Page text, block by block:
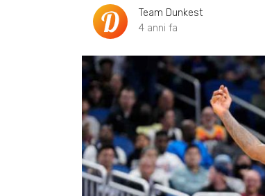
Team Dunkest
4 anni fa